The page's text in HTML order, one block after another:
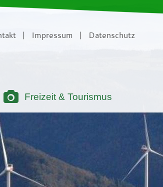
| Impressum | Datenschutz
Freizeit & Tourismus